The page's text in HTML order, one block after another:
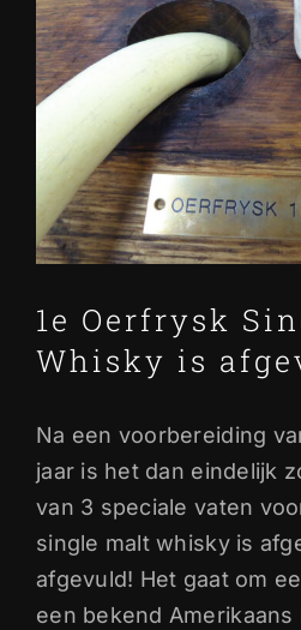
1e Oerfrysk
Whisky is
Na een voorbereiding
jaar is het dan eindelijk
van 3 speciale vaten
single malt whisky is
afgevuld! Het gaat om
een bekend